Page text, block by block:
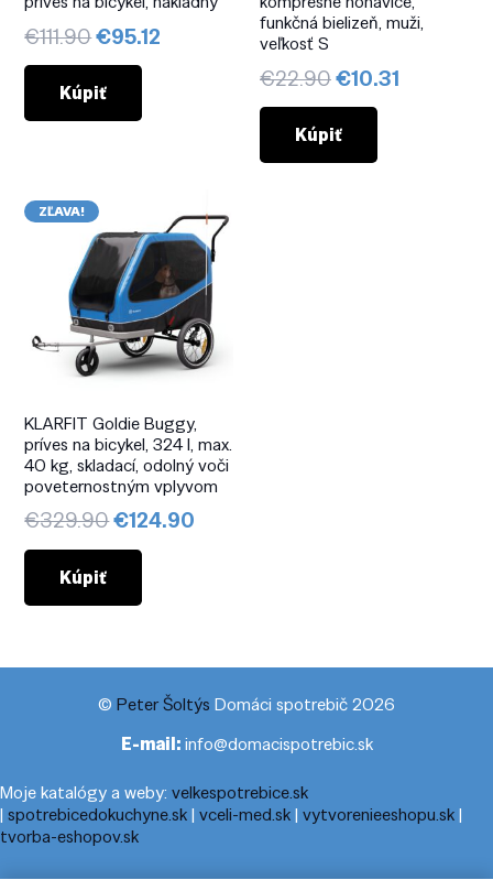
€111.90Pôvodná
cena
bola:
€111.90.
€95.12
Kúpiť
funkčná bielizeň, muži,
veľkosť S
€22.90Pôvodná
cena
bola:
€22.90.
€10.31
Kúpiť
ZĽAVA!
KLARFIT Goldie Buggy,
príves na bicykel, 324 l, max.
40 kg, skladací, odolný voči
poveternostným vplyvom
€329.90Pôvodná
cena
€329.90.
€124.90
Kúpiť
© Peter Šoltýs Domáci spotrebič 2026
E-mail:info@domacispotrebic.sk
Moje katalógy a weby: velkespotrebice.sk
| spotrebicedokuchyne.sk| vceli-med.sk| vytvorenieeshopu.sk|
tvorba-eshopov.sk
Moje blogy:cestovnyporiadok.eu|pracanadoma.net|telefonny-